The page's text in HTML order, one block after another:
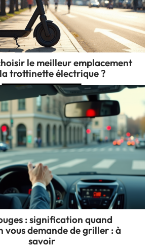
le meilleur emplacement
trottinette électrique ?
: signification quand
vous demande de griller : à
savoir